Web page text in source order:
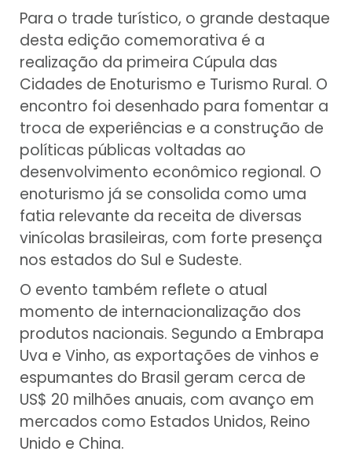
Para o trade turístico, o grande destaque
desta edição comemorativa é a
realização da primeira Cúpula das
Cidades de Enoturismo e Turismo Rural. O
encontro foi desenhado para fomentar a
troca de experiências e a construção de
políticas públicas voltadas ao
desenvolvimento econômico regional. O
enoturismo já se consolida como uma
fatia relevante da receita de diversas
vinícolas brasileiras, com forte presença
nos estados do Sul e Sudeste.
O evento também reflete o atual
momento de internacionalização dos
produtos nacionais. Segundo a Embrapa
Uva e Vinho, as exportações de vinhos e
espumantes do Brasil geram cerca de
US$ 20 milhões anuais, com avanço em
mercados como Estados Unidos, Reino
Unido e China.